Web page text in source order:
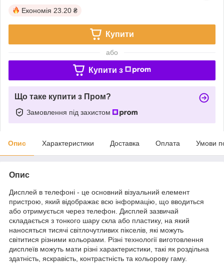
Економія 23.20 ₴
Купити
або
Купити з
Що таке купити з Пром?
Замовлення під захистом
Опис Характеристики Доставка Оплата Умови
Опис
Дисплей в телефоні - це основний візуальний елемент
пристрою, який відображає всю інформацію, що вводиться
або отримується через телефон. Дисплей зазвичай
складається з тонкого шару скла або пластику, на який
наносяться тисячі світлочутливих пікселів, які можуть
світитися різними кольорами. Різні технології виготовлення
дисплеїв можуть мати різні характеристики, такі як роздільна
здатність, яскравість, контрастність та кольорову гаму.